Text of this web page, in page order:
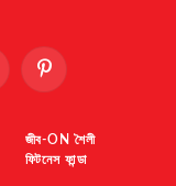
Pinterest
জীব-ON শৈলী
ফিটনেস ফান্ডা